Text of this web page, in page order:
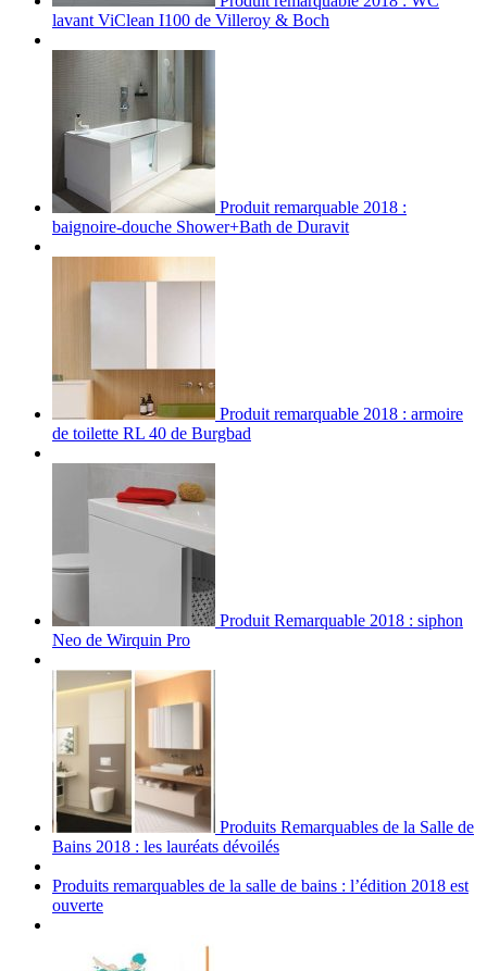
lavant ViClean I100 de Villeroy & Boch
Produit remarquable 2018 :
baignoire-douche Shower+Bath de Duravit
Produit remarquable 2018 : armoire
de toilette RL 40 de Burgbad
Produit Remarquable 2018 : siphon
Neo de Wirquin Pro
Produits Remarquables de la Salle de
Bains 2018 : les lauréats dévoilés
Produits remarquables de la salle de bains : l’édition 2018 est
ouverte